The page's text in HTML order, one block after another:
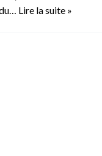
Lire la suite »